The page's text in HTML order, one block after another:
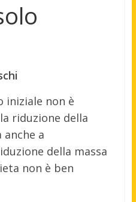
iniziale non è
riduzione della
anche a
della massa
non è ben